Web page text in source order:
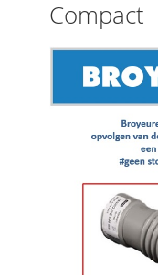
Compact